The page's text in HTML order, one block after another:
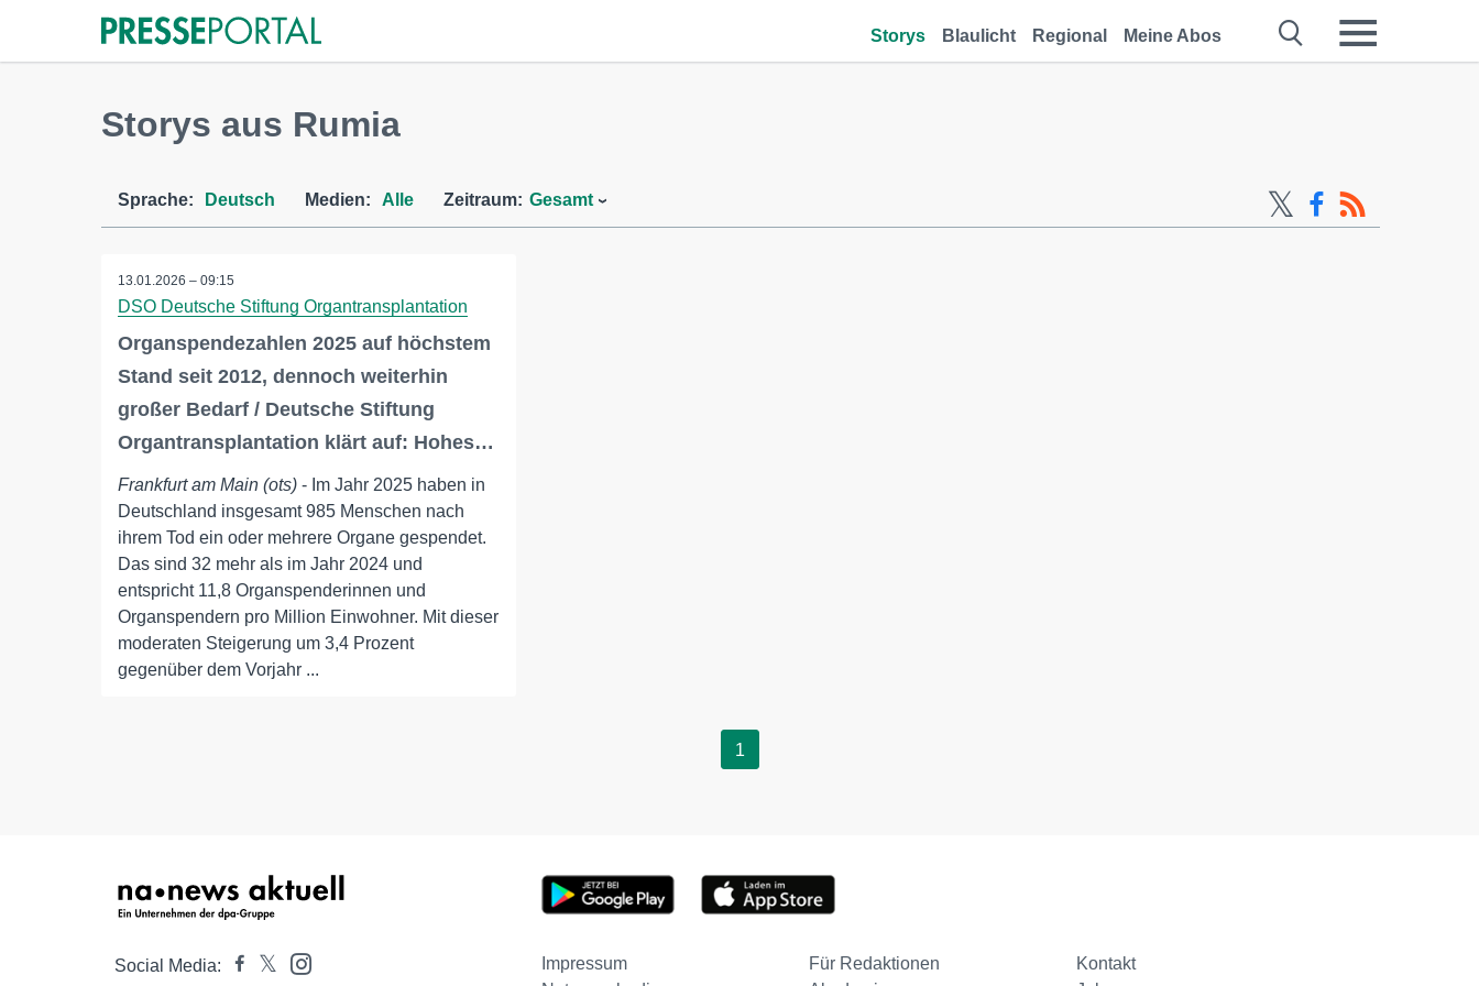
Storys Blaulicht Regional Meine Abos
Storys aus Rumia
Sprache: Deutsch Medien: Alle Zeitraum: Gesamt
13.01.2026 – 09:15
DSO Deutsche Stiftung Organtransplantation
Organspendezahlen 2025 auf höchstem
Stand seit 2012, dennoch weiterhin
großer Bedarf / Deutsche Stiftung
Organtransplantation klärt auf: Hohes…
Frankfurt am Main (ots) - Im Jahr 2025 haben in
Deutschland insgesamt 985 Menschen nach
ihrem Tod ein oder mehrere Organe gespendet.
Das sind 32 mehr als im Jahr 2024 und
entspricht 11,8 Organspenderinnen und
Organspendern pro Million Einwohner. Mit dieser
moderaten Steigerung um 3,4 Prozent
gegenüber dem Vorjahr ...
1
Social Media: Impressum Für Redaktionen
Kontakt